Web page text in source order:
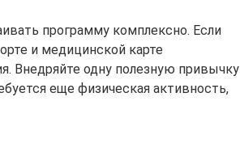
программу комплексно. Если
и медицинской карте
Внедряйте одну полезную привычку
еще физическая активность,